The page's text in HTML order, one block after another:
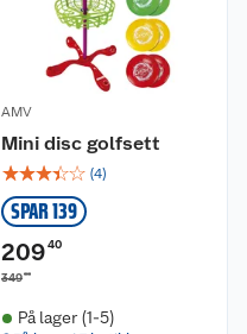
AMV
Mini disc golfsett
☆☆☆☆☆ (4)
SPAR 139
20940
34900
På lager (1-5)